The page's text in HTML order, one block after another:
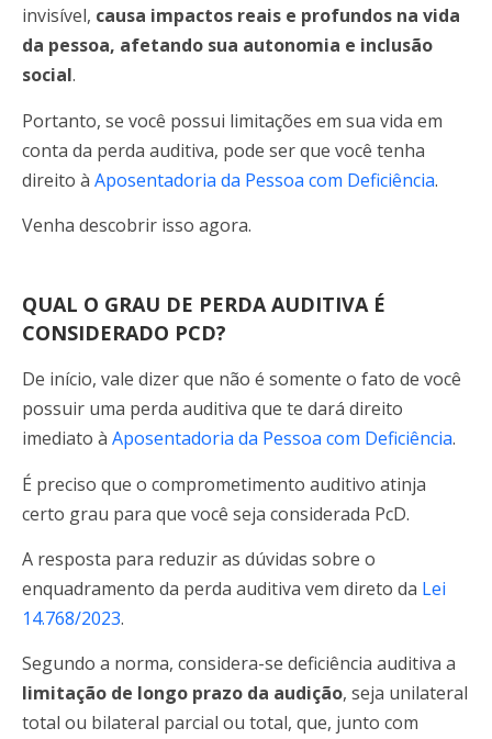
invisível, causa impactos reais e profundos na vida
da pessoa, afetando sua autonomia e inclusão
social.
Portanto, se você possui limitações em sua vida em
conta da perda auditiva, pode ser que você tenha
direito à Aposentadoria da Pessoa com Deficiência.
Venha descobrir isso agora.
QUAL O GRAU DE PERDA AUDITIVA É
CONSIDERADO PCD?
De início, vale dizer que não é somente o fato de você
possuir uma perda auditiva que te dará direito
imediato à Aposentadoria da Pessoa com Deficiência.
É preciso que o comprometimento auditivo atinja
certo grau para que você seja considerada PcD.
A resposta para reduzir as dúvidas sobre o
enquadramento da perda auditiva vem direto da Lei
14.768/2023.
Segundo a norma, considera-se deficiência auditiva a
limitação de longo prazo da audição, seja unilateral
total ou bilateral parcial ou total, que, junto com